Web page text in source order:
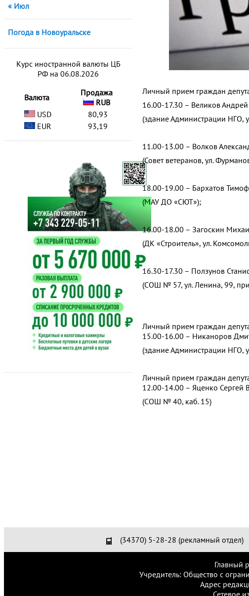
« Июл
Погода в Новоуральске
Курс иностранной валюты ЦБ
РФ на 06.08.2026
Валюта
Продажа
RUB
USD
80,93
EUR
93,19
Личный прием граждан
16.00-17.30 – Великов
(здание Администрации НГО,
11.00-13.00 – Волков
(Совет ветеранов, ул.
18.00-19.00 – Бархатов
(МАУ ДО «СЮТ»);
16.00-18.00 – Загоскин
(ДК «Строитель», ул.
16.30-17.30 – Ползунов
(СОШ № 57, ул. Ленина, 99,
Личный прием граждан
15.00-16.00 – Никаноров
(здание Администрации НГО,
Личный прием граждан
12.00-14.00 – Яценко
(СОШ № 40, каб. 15)
(34370) 5-28-28 (рекламный отдел)
Главный
Учредитель: Общество с
Адрес